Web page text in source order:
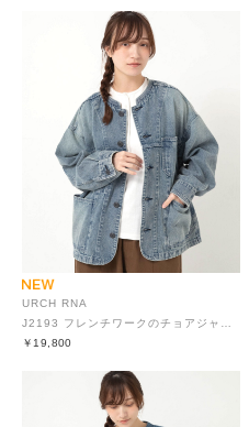
URCH RNA
J2193 フレンチワークのチョアジャケット
￥19,800